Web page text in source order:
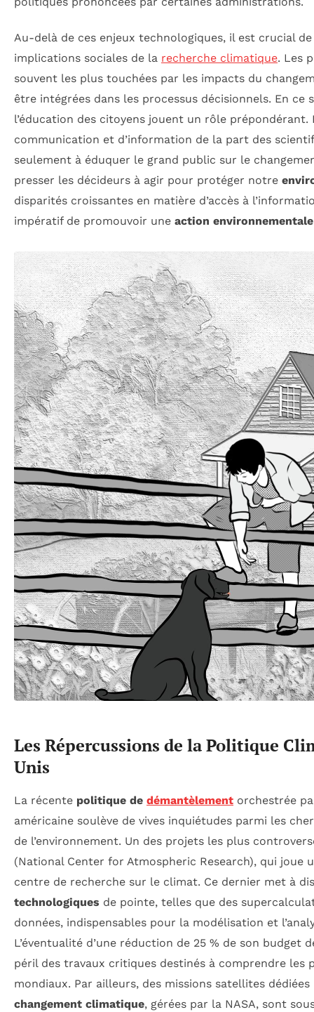
Au-delà de ces enjeux technologiques, il est crucial
implications sociales de la recherche climatique. Les
souvent les plus touchées par les impacts du
être intégrées dans les processus décisionnels. En ce
l’éducation des citoyens jouent un rôle
communication et d’information de la part des
seulement à éduquer le grand public sur le
presser les décideurs à agir pour protéger notre
disparités croissantes en matière d’accès à
impératif de promouvoir une action environnementale
Les Répercussions de la Politique
Unis
La récente politique de démantèlement orchestrée
américaine soulève de vives inquiétudes parmi les
de l’environnement. Un des projets les plus
(National Center for Atmospheric Research), qui joue
centre de recherche sur le climat. Ce dernier met à
technologiques de pointe, telles que des
données, indispensables pour la modélisation et
L’éventualité d’une réduction de 25 % de son budget
péril des travaux critiques destinés à comprendre les
mondiaux. Par ailleurs, des missions satellites
changement climatique, gérées par la NASA, sont